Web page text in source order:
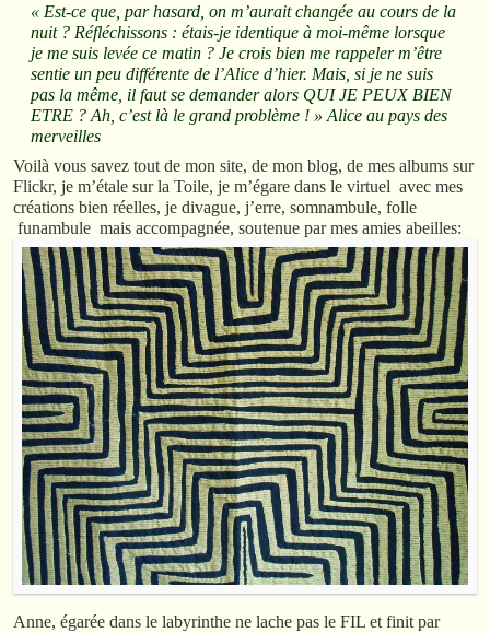
« Est-ce que, par hasard, on m’aurait changée au cours de la
nuit ? Réfléchissons : étais-je identique à moi-même lorsque
je me suis levée ce matin ? Je crois bien me rappeler m’être
sentie un peu différente de l’Alice d’hier. Mais, si je ne suis
pas la même, il faut se demander alors QUI JE PEUX BIEN
ETRE ? Ah, c’est là le grand problème ! » Alice au pays des
merveilles
Voilà vous savez tout de mon site, de mon blog, de mes albums sur
Flickr, je m’étale sur la Toile, je m’égare dans le virtuel avec mes
créations bien réelles, je divague, j’erre, somnambule, folle
funambule mais accompagnée, soutenue par mes amies abeilles:
Anne, égarée dans le labyrinthe ne lache pas le FIL et finit par